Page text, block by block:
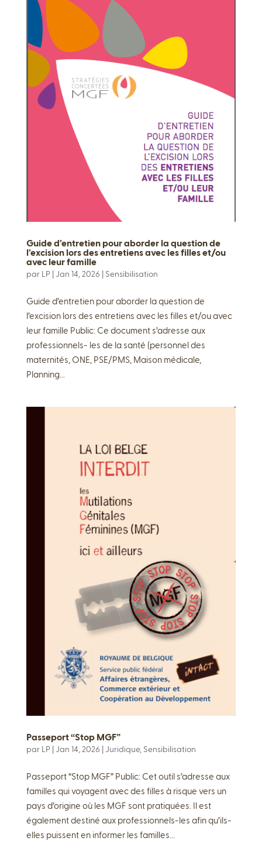
Guide d’entretien pour aborder la question de
l’excision lors des entretiens avec les filles et/ou
avec leur famille
par LP| Jan 14, 2026 Sensibilisation
Guide d’entretien pour aborder la question de
l’excision lors des entretiens avec les filles et/ou avec
leur famille Public: Ce document s’adresse aux
professionnels- les de la santé (personnel des
maternités, ONE, PSE/PMS, Maison médicale,
Planning...
Passeport “Stop MGF”
par LP| Jan 14, 2026 Juridique, Sensibilisation
Passeport “Stop MGF” Public: Cet outil s’adresse aux
familles qui voyagent avec des filles à risque vers un
pays d’origine où les MGF sont pratiquées. Il est
également destiné aux professionnels-les afin qu’ils-
elles puissent en informer les familles...